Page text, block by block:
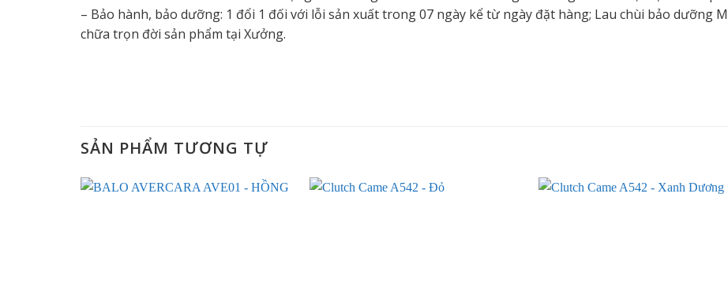
– Bảo hành, bảo dưỡng: 1 đổi 1 đối với lỗi sản xuất trong 07 ngày kể từ ngày đặt hàng; Lau chùi bảo dưỡng
chữa trọn đời sản phẩm tại Xưởng.
SẢN PHẨM TƯƠNG TỰ